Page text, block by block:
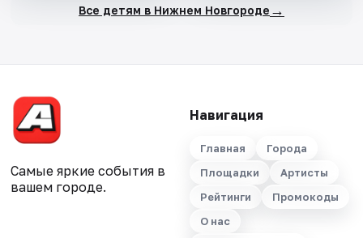
Все детям в Нижнем Новгороде →
Самые яркие события в
вашем городе.
Навигация
Главная
Города
Площадки
Артисты
Рейтинги
Промокоды
О нас